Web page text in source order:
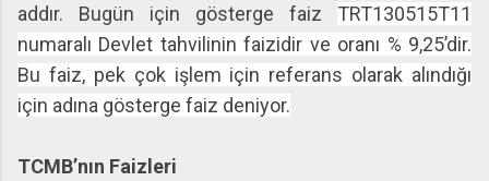
addır. Bugün için gösterge faiz TRT130515T11
numaralı Devlet tahvilinin faizidir ve oranı % 9,25’dir.
Bu faiz, pek çok işlem için referans olarak alındığı
için adına gösterge faiz deniyor.
TCMB’nın Faizleri